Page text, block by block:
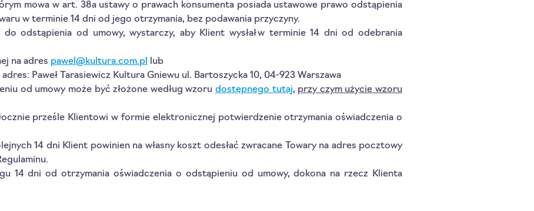
mowa w art. 38a ustawy o prawach konsumenta posiada ustawowe prawo odstąpienia
w terminie 14 dni od jego otrzymania, bez podawania przyczyny.
do odstąpienia od umowy, wystarczy, aby Klient wysłał w terminie 14 dni od odebrania
na adres pawel@kultura.com.pl
lub
Paweł Tarasiewicz Kultura Gniewu ul. Bartoszycka 10, 04-923 Warszawa
od umowy może być złożone według wzoru dostępnego tutaj, przy czym użycie wzoru
prześle Klientowi w formie elektronicznej potwierdzenie otrzymania oświadczenia o
14 dni Klient powinien na własny koszt odesłać zwracane Towary na adres pocztowy
14 dni od otrzymania oświadczenia o odstąpieniu od umowy, dokona na rzecz Klienta